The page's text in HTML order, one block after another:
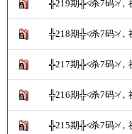
╬219期╬≮杀7码≯，
╬218期╬≮杀7码≯，
╬217期╬≮杀7码≯，
╬216期╬≮杀7码≯，
╬215期╬≮杀7码≯，